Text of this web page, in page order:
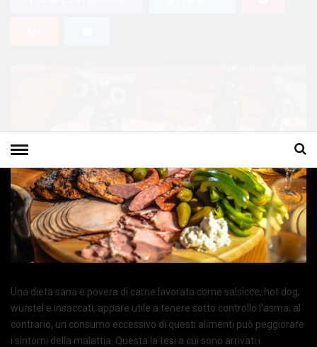
Una dieta sana e povera di carne lavorata come salsicce, hot dog,
wurstel e insaccati, appare utile a tenere sotto controllo l’asma; al
contrario, un consumo eccessivo di questi alimenti può peggiorare
i sintomi della malattia. Questa la tesi a cui sono arrivati i